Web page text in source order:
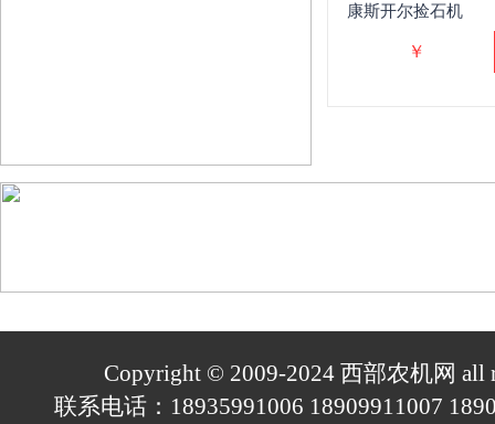
康斯开尔捡石机
￥
Copyright © 2009-2024 西部农机网 all
联系电话：18935991006 18909911007